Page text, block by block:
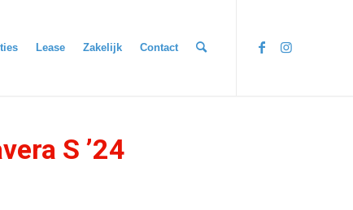
Lease Zakelijk Contact
S ’24